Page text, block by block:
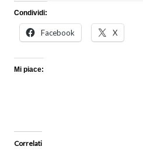
Condividi:
Facebook X
Mi piace:
Correlati